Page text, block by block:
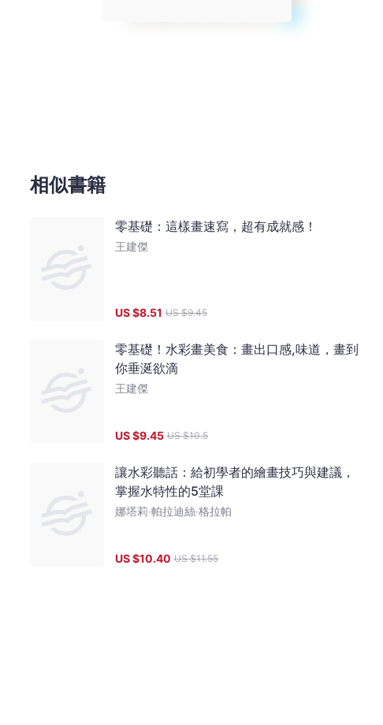
相似書籍
零基礎：這樣畫速寫，超有成就感！
王建傑
US $8.51 US $9.45
零基礎！水彩畫美食：畫出口感,味道，畫到
你垂涎欲滴
王建傑
US $9.45 US $10.5
讓水彩聽話：給初學者的繪畫技巧與建議，
掌握水特性的5堂課
娜塔莉‧帕拉迪絲‧格拉帕
US $10.40 US $11.55